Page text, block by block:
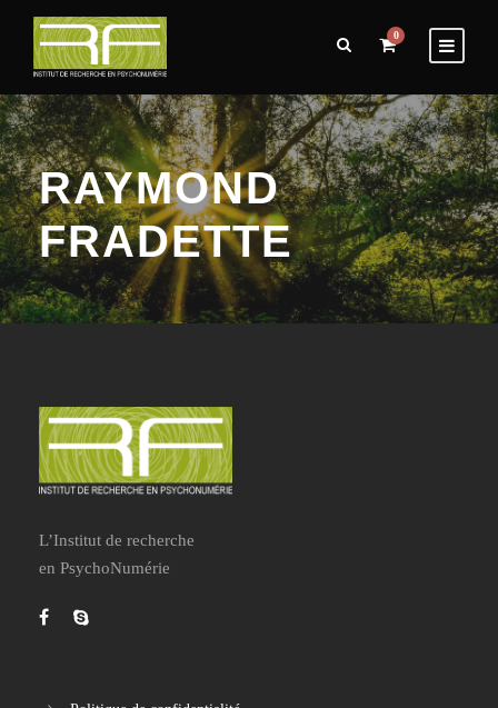
0
RAYMOND
FRADETTE
L’Institut de recherche
en PsychoNumérie